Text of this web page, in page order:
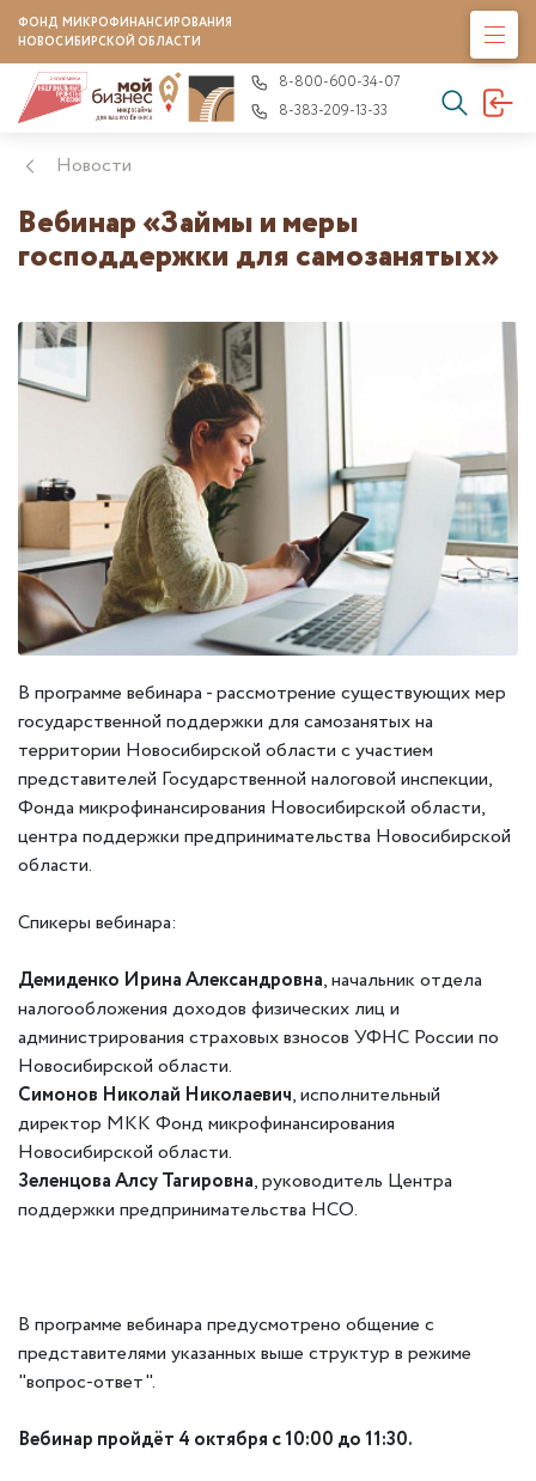
ФОНД МИКРОФИНАНСИРОВАНИЯ
НОВОСИБИРСКОЙ ОБЛАСТИ
8-800-600-34-07
8-383-209-13-33
Новости
Вебинар «Займы и меры
господдержки для самозанятых»
В программе вебинара - рассмотрение существующих мер
государственной поддержки для самозанятых на
территории Новосибирской области с участием
представителей Государственной налоговой инспекции,
Фонда микрофинансирования Новосибирской области,
центра поддержки предпринимательства Новосибирской
области.
Спикеры вебинара:
Демиденко Ирина Александровна, начальник отдела
налогообложения доходов физических лиц и
администрирования страховых взносов УФНС России по
Новосибирской области.
Симонов Николай Николаевич, исполнительный
директор МКК Фонд микрофинансирования
Новосибирской области.
Зеленцова Алсу Тагировна, руководитель Центра
поддержки предпринимательства НСО.
В программе вебинара предусмотрено общение с
представителями указанных выше структур в режиме
"вопрос-ответ".
Вебинар пройдёт 4 октября с 10:00 до 11:30.